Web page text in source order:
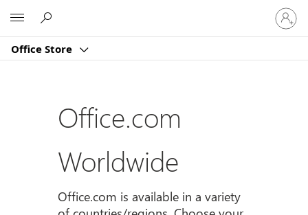
Office Store
Sign
in
to
account
Office.com
Worldwide
Office.com is available in a variety